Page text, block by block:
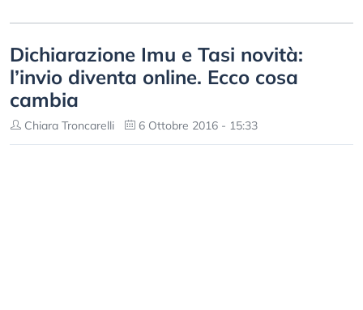
Dichiarazione Imu e Tasi novità:
l’invio diventa online. Ecco cosa
cambia
Chiara Troncarelli 6 Ottobre 2016 - 15:33